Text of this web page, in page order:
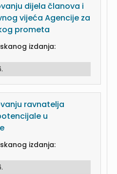
dijela članova i
vijeća Agencije za
prometa
izdanja:
ravnatelja
u
izdanja: